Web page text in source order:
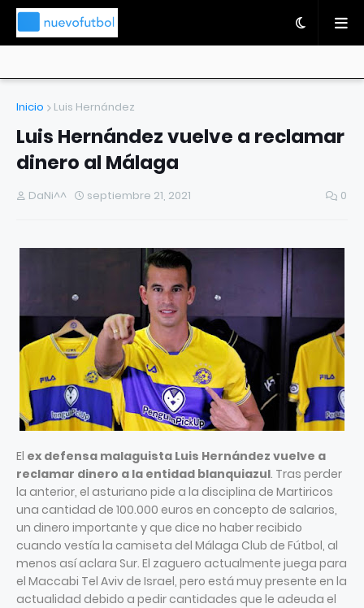
Inicio Luis Hernández
Luis Hernández vuelve a reclamar
dinero al Málaga
DaNi^^ septiembre 21, 2021 0
El ex defensa malaguista Luis Hernández vuelve a
reclamar dinero a la entidad blanquiazul. Tras perder
la anterior, el asturiano pide a la disciplina de Martiricos
una cantidad de 100.000 euros en concepto de salarios,
un dinero importante y que dice no haber recibido
cuando vestía la camiseta del Málaga Club de Fútbol, al
menos así aclara Sur. El zaguero actualmente juega para
el Maccabi Tel Aviv de Israel, pero está muy presente en la
actualidad debido a pedir cantidades que le adeuda el